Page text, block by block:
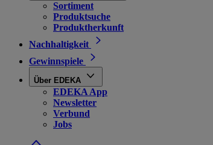
Sortiment
Produktsuche
Produktherkunft
Nachhaltigkeit
Gewinnspiele
Über EDEKA
EDEKA App
Newsletter
Verbund
Jobs